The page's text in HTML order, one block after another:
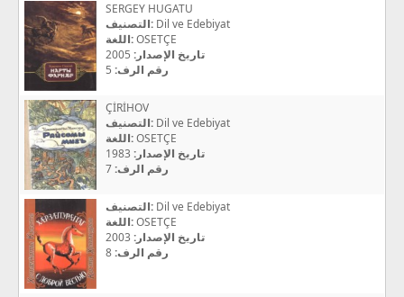
SERGEY HUGATU
التصنيف: Dil ve Edebiyat
اللغة:OSETÇE
تاريخ الإصدار:
رقم الرف:
ÇİRİHOV
التصنيف: Dil ve Edebiyat
اللغة:OSETÇE
تاريخ الإصدار:
رقم الرف:
التصنيف: Dil ve Edebiyat
اللغة:OSETÇE
تاريخ الإصدار:
رقم الرف: